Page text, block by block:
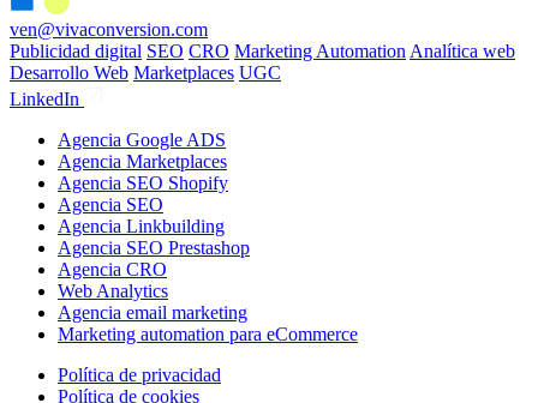
ven@vivaconversion.com
Publicidad digital SEO CRO Marketing Automation Analítica web
Desarrollo Web Marketplaces UGC
LinkedIn
Agencia Google ADS
Agencia Marketplaces
Agencia SEO Shopify
Agencia SEO
Agencia Linkbuilding
Agencia SEO Prestashop
Agencia CRO
Web Analytics
Agencia email marketing
Marketing automation para eCommerce
Política de privacidad
Política de cookies